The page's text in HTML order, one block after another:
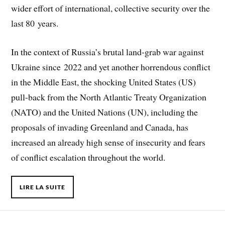
wider effort of international, collective security over the
last 80 years.
In the context of Russia’s brutal land-grab war against
Ukraine since 2022 and yet another horrendous conflict
in the Middle East, the shocking United States (US)
pull-back from the North Atlantic Treaty Organization
(NATO) and the United Nations (UN), including the
proposals of invading Greenland and Canada, has
increased an already high sense of insecurity and fears
of conflict escalation throughout the world.
LIRE LA SUITE